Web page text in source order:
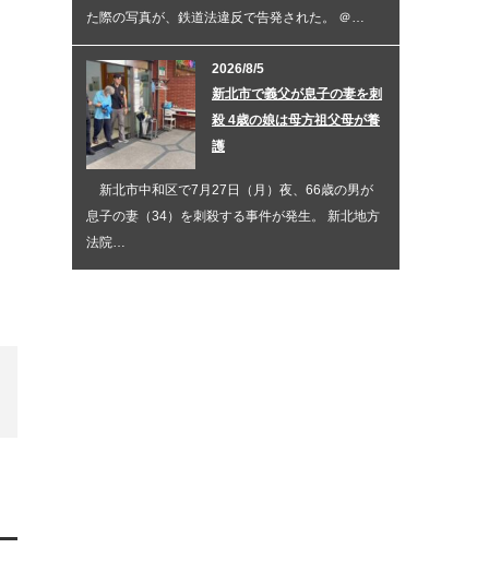
た際の写真が、鉄道法違反で告発された。 ＠…
2026/8/5
新北市で義父が息子の妻を刺
殺 4歳の娘は母方祖父母が養
護
新北市中和区で7月27日（月）夜、66歳の男が
息子の妻（34）を刺殺する事件が発生。 新北地方
法院…